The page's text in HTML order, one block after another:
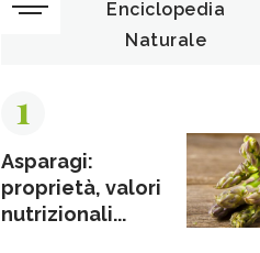
Enciclopedia
Naturale
1
Asparagi:
proprietà, valori
nutrizionali...